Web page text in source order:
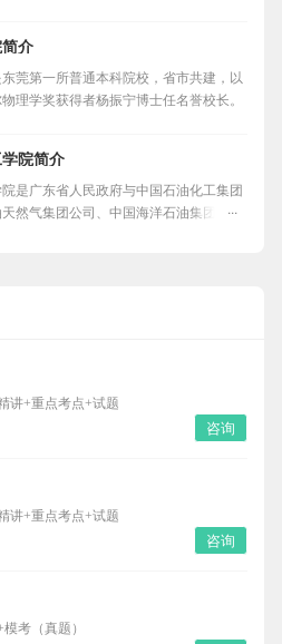
介
莞第一所普通本科院校，省市共建，以
理学奖获得者杨振宁博士任名誉校长。
院简介
是广东省人民政府与中国石油化工集团
然气集团公司、中国海洋石油集团有限
讲+重点考点+试题
咨询
讲+重点考点+试题
咨询
考（真题）